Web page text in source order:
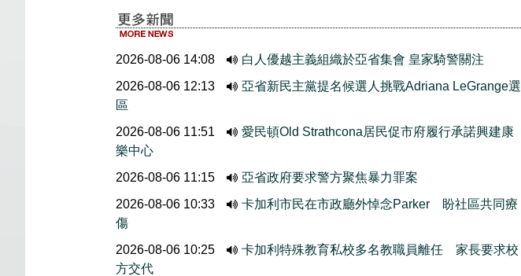
2026-08-06 14:08
白人優越主義組織於亞省集會 皇家騎警關注
2026-08-06 12:13
亞省新民主黨提名候選人挑戰Adriana LeGrange選
區
2026-08-06 11:51
愛民頓Old Strathcona居民促市府履行承諾興建康
樂中心
2026-08-06 11:15
亞省政府要求警方聚焦暴力罪案
2026-08-06 10:33
卡加利市民在市政廳外悼念Parker 盼社區共同療
傷
2026-08-06 10:25
卡加利特殊教育私校多名教職員離任 家長要求校
方交代